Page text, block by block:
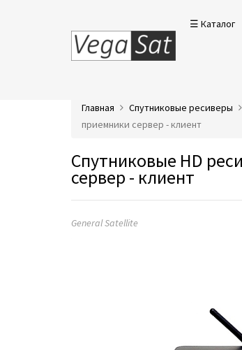
☰ Каталог
Главная Спутниковые ресиверы
приемники сервер - клиент
Спутниковые HD
сервер - клиент
General Satellite